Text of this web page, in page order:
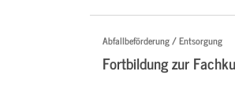
Abfallbeförderung / Entsorgung
Fortbildung zur